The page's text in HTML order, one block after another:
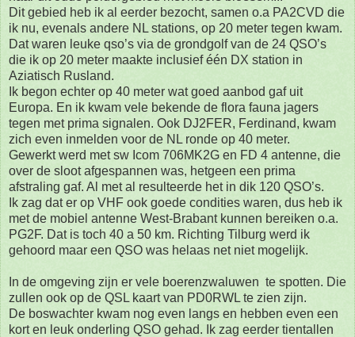
Dit gebied heb ik al eerder bezocht, samen o.a PA2CVD die
ik nu, evenals andere NL stations, op 20 meter tegen kwam.
Dat waren leuke qso’s via de grondgolf van de 24 QSO’s
die ik op 20 meter maakte inclusief één DX station in
Aziatisch Rusland.
Ik begon echter op 40 meter wat goed aanbod gaf uit
Europa. En ik kwam vele bekende de flora fauna jagers
tegen met prima signalen. Ook DJ2FER, Ferdinand, kwam
zich even inmelden voor de NL ronde op 40 meter.
Gewerkt werd met sw Icom 706MK2G en FD 4 antenne, die
over de sloot afgespannen was, hetgeen een prima
afstraling gaf. Al met al resulteerde het in dik 120 QSO’s.
Ik zag dat er op VHF ook goede condities waren, dus heb ik
met de mobiel antenne West-Brabant kunnen bereiken o.a.
PG2F. Dat is toch 40 a 50 km. Richting Tilburg werd ik
gehoord maar een QSO was helaas net niet mogelijk.
In de omgeving zijn er vele boerenzwaluwen te spotten. Die
zullen ook op de QSL kaart van PD0RWL te zien zijn.
De boswachter kwam nog even langs en hebben even een
kort en leuk onderling QSO gehad. Ik zag eerder tientallen